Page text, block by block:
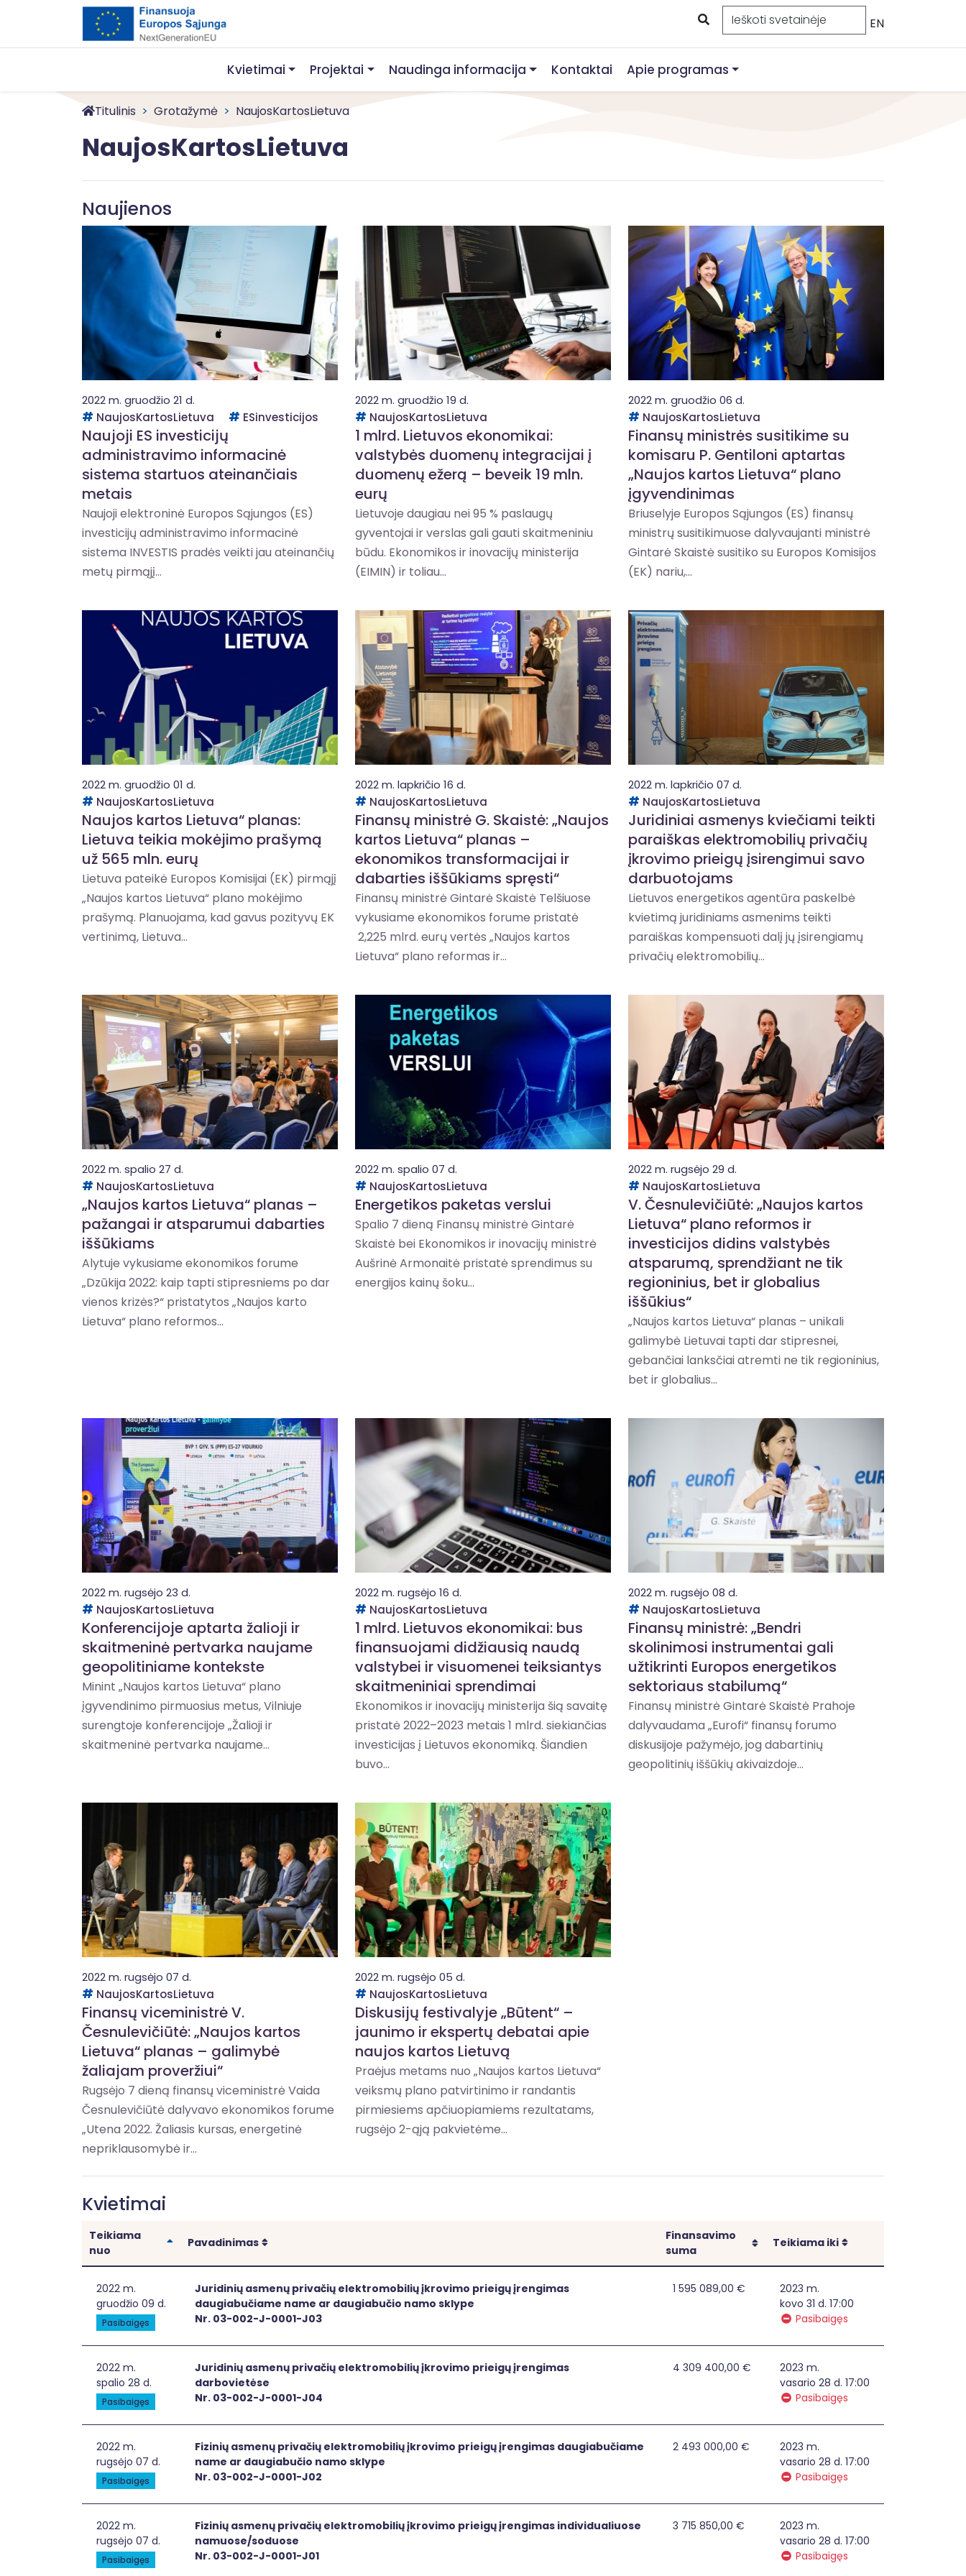
EN
Kvietimai Projektai Naudinga informacija Kontaktai Apie programas
Titulinis Grotažymė NaujosKartosLietuva
NaujosKartosLietuva
Naujienos
2022 m. gruodžio 21 d.
NaujosKartosLietuva
ESinvesticijos
Naujoji ES investicijų
administravimo informacinė
sistema startuos ateinančiais
metais
Naujoji elektroninė Europos Sąjungos (ES)
investicijų administravimo informacinė
sistema INVESTIS pradės veikti jau ateinančių
metų pirmąjį...
2022 m. gruodžio 19 d.
NaujosKartosLietuva
1 mlrd. Lietuvos ekonomikai:
valstybės duomenų integracijai į
duomenų ežerą – beveik 19 mln.
eurų
Lietuvoje daugiau nei 95 % paslaugų
gyventojai ir verslas gali gauti skaitmeniniu
būdu. Ekonomikos ir inovacijų ministerija
(EIMIN) ir toliau...
2022 m. gruodžio 06 d.
NaujosKartosLietuva
Finansų ministrės susitikime su
komisaru P. Gentiloni aptartas
„Naujos kartos Lietuva“ plano
įgyvendinimas
Briuselyje Europos Sąjungos (ES) finansų
ministrų susitikimuose dalyvaujanti ministrė
Gintarė Skaistė susitiko su Europos Komisijos
(EK) nariu,...
2022 m. gruodžio 01 d.
NaujosKartosLietuva
Naujos kartos Lietuva“ planas:
Lietuva teikia mokėjimo prašymą
už 565 mln. eurų
Lietuva pateikė Europos Komisijai (EK) pirmąjį
„Naujos kartos Lietuva“ plano mokėjimo
prašymą. Planuojama, kad gavus pozityvų EK
vertinimą, Lietuva...
2022 m. lapkričio 16 d.
NaujosKartosLietuva
Finansų ministrė G. Skaistė: „Naujos
kartos Lietuva“ planas –
ekonomikos transformacijai ir
dabarties iššūkiams spręsti“
Finansų ministrė Gintarė Skaistė Telšiuose
vykusiame ekonomikos forume pristatė
2,225 mlrd. eurų vertės „Naujos kartos
Lietuva“ plano reformas ir...
2022 m. lapkričio 07 d.
NaujosKartosLietuva
Juridiniai asmenys kviečiami teikti
paraiškas elektromobilių privačių
įkrovimo prieigų įsirengimui savo
darbuotojams
Lietuvos energetikos agentūra paskelbė
kvietimą juridiniams asmenims teikti
paraiškas kompensuoti dalį jų įsirengiamų
privačių elektromobilių...
2022 m. spalio 27 d.
NaujosKartosLietuva
„Naujos kartos Lietuva“ planas –
pažangai ir atsparumui dabarties
iššūkiams
Alytuje vykusiame ekonomikos forume
„Dzūkija 2022: kaip tapti stipresniems po dar
vienos krizės?“ pristatytos „Naujos karto
Lietuva“ plano reformos...
2022 m. spalio 07 d.
NaujosKartosLietuva
Energetikos paketas verslui
Spalio 7 dieną Finansų ministrė Gintarė
Skaistė bei Ekonomikos ir inovacijų ministrė
Aušrinė Armonaitė pristatė sprendimus su
energijos kainų šoku...
2022 m. rugsėjo 29 d.
NaujosKartosLietuva
V. Česnulevičiūtė: „Naujos kartos
Lietuva“ plano reformos ir
investicijos didins valstybės
atsparumą, sprendžiant ne tik
regioninius, bet ir globalius
iššūkius“
„Naujos kartos Lietuva“ planas – unikali
galimybė Lietuvai tapti dar stipresnei,
gebančiai lanksčiai atremti ne tik regioninius,
bet ir globalius...
2022 m. rugsėjo 23 d.
NaujosKartosLietuva
Konferencijoje aptarta žalioji ir
skaitmeninė pertvarka naujame
geopolitiniame kontekste
Minint „Naujos kartos Lietuva“ plano
įgyvendinimo pirmuosius metus, Vilniuje
surengtoje konferencijoje „Žalioji ir
skaitmeninė pertvarka naujame...
2022 m. rugsėjo 16 d.
NaujosKartosLietuva
1 mlrd. Lietuvos ekonomikai: bus
finansuojami didžiausią naudą
valstybei ir visuomenei teiksiantys
skaitmeniniai sprendimai
Ekonomikos ir inovacijų ministerija šią savaitę
pristatė 2022–2023 metais 1 mlrd. siekiančias
investicijas į Lietuvos ekonomiką. Šiandien
buvo...
2022 m. rugsėjo 08 d.
NaujosKartosLietuva
Finansų ministrė: „Bendri
skolinimosi instrumentai gali
užtikrinti Europos energetikos
sektoriaus stabilumą“
Finansų ministrė Gintarė Skaistė Prahoje
dalyvaudama „Eurofi“ finansų forumo
diskusijoje pažymėjo, jog dabartinių
geopolitinių iššūkių akivaizdoje...
2022 m. rugsėjo 07 d.
NaujosKartosLietuva
Finansų viceministrė V.
Česnulevičiūtė: „Naujos kartos
Lietuva“ planas – galimybė
žaliajam proveržiui“
Rugsėjo 7 dieną finansų viceministrė Vaida
Česnulevičiūtė dalyvavo ekonomikos forume
„Utena 2022. Žaliasis kursas, energetinė
nepriklausomybė ir...
2022 m. rugsėjo 05 d.
NaujosKartosLietuva
Diskusijų festivalyje „Būtent“ –
jaunimo ir ekspertų debatai apie
naujos kartos Lietuvą
Praėjus metams nuo „Naujos kartos Lietuva“
veiksmų plano patvirtinimo ir randantis
pirmiesiems apčiuopiamiems rezultatams,
rugsėjo 2-ąją pakvietėme...
Kvietimai
Teikiama
nuo
Rikiuoti
Pavadinimas Rikiuoti
Finansavimo
suma
Rikiuoti
Teikiama iki Rikiuoti
Juridinių asmenų privačių elektromobilių įkrovimo prieigų įrengimas daugiabučiame name ar daugiabučio namo sklype
2022 m.
gruodžio 09 d.
Pasibaigęs
Juridinių asmenų privačių elektromobilių įkrovimo prieigų įrengimas
daugiabučiame name ar daugiabučio namo sklype
Nr. 03-002-J-0001-J03
1 595 089,00 €
2023 m.
kovo 31 d. 17:00
Pasibaigęs
Juridinių asmenų privačių elektromobilių įkrovimo prieigų įrengimas darbovietėse
2022 m.
spalio 28 d.
Pasibaigęs
Juridinių asmenų privačių elektromobilių įkrovimo prieigų įrengimas
darbovietėse
Nr. 03-002-J-0001-J04
4 309 400,00 €
2023 m.
vasario 28 d. 17:00
Pasibaigęs
Fizinių asmenų privačių elektromobilių įkrovimo prieigų įrengimas daugiabučiame name ar daugiabučio namo sklype
2022 m.
rugsėjo 07 d.
Pasibaigęs
Fizinių asmenų privačių elektromobilių įkrovimo prieigų įrengimas daugiabučiame
name ar daugiabučio namo sklype
Nr. 03-002-J-0001-J02
2 493 000,00 €
2023 m.
vasario 28 d. 17:00
Pasibaigęs
Fizinių asmenų privačių elektromobilių įkrovimo prieigų įrengimas individualiuose namuose/soduose
2022 m.
rugsėjo 07 d.
Pasibaigęs
Fizinių asmenų privačių elektromobilių įkrovimo prieigų įrengimas individualiuose
namuose/soduose
Nr. 03-002-J-0001-J01
3 715 850,00 €
2023 m.
vasario 28 d. 17:00
Pasibaigęs